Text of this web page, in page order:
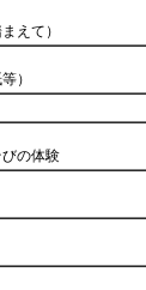
えて）
）
の体験